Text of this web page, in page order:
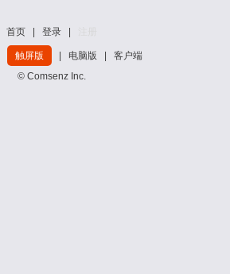
首页 登录
触屏版 电脑版
客户端
© Comsenz Inc.